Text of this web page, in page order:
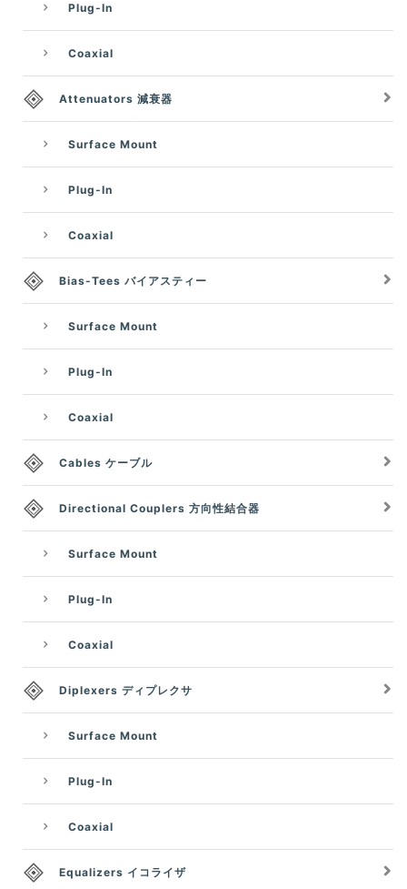
Plug-In
Coaxial
Attenuators 減衰器
Surface Mount
Plug-In
Coaxial
Bias-Tees バイアスティー
Surface Mount
Plug-In
Coaxial
Cables ケーブル
Directional Couplers 方向性結合器
Surface Mount
Plug-In
Coaxial
Diplexers ディプレクサ
Surface Mount
Plug-In
Coaxial
Equalizers イコライザ